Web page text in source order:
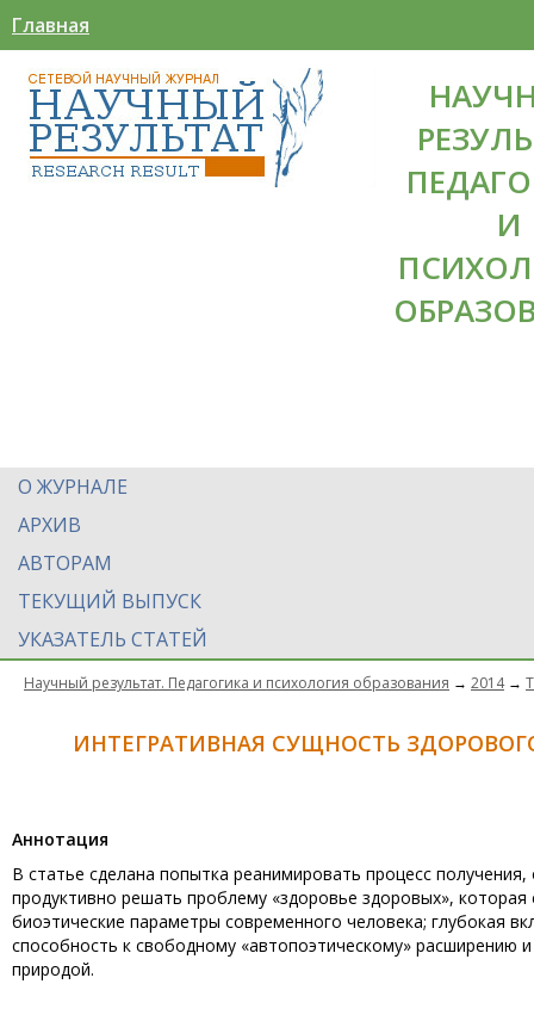
Главная
И
О ЖУРНАЛЕ
АРХИВ
АВТОРАМ
ТЕКУЩИЙ ВЫПУСК
УКАЗАТЕЛЬ СТАТЕЙ
Научный результат. Педагогика и психология образования → 2014→
ИНТЕГРАТИВНАЯ СУЩНОСТЬ
Aннотация
В статье сделана попытка реанимировать процесс
продуктивно решать проблему «здоровье здоровых»,
биоэтические параметры современного человека; глубокая
способность к свободному «автопоэтическому»
природой.